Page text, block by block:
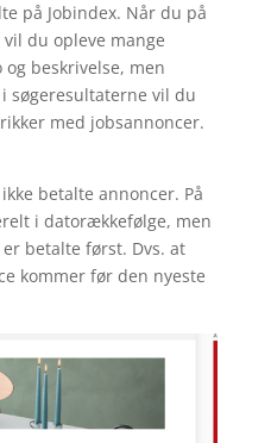
på Jobindex. Når du på
du opleve mange
beskrivelse, men
søgeresultaterne vil du
med jobsannoncer.
betalte annoncer. På
i datorækkefølge, men
betalte først. Dvs. at
kommer før den nyeste